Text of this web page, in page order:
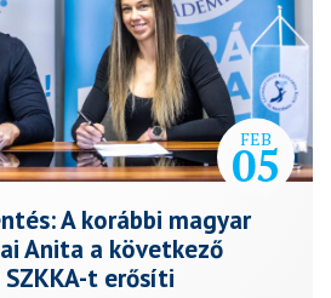
FEB
05
A korábbi magyar
Anita a következő
SZKKA-t erősíti